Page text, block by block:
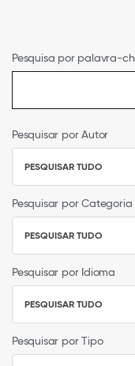
Pesquisa por palavra-
Pesquisar por Autor
PESQUISAR TUDO
Pesquisar por Categoria
PESQUISAR TUDO
Pesquisar por Idioma
PESQUISAR TUDO
Pesquisar por Tipo